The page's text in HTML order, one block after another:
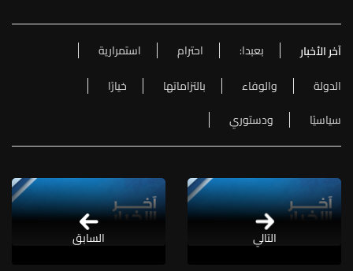
آخر الأخبار بعبدا: احترام
استمرارية
الدولة
والوفاء بالتزاماتها
خيارًا
سياسيًا
ودستوري
التالي السابق